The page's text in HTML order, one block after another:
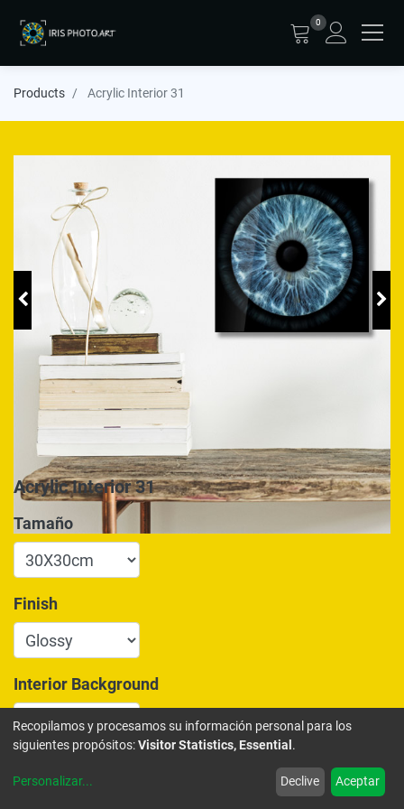
0
Products Acrylic Interior 31
Acrylic Interior 31
Tamaño
Finish
Interior Background
175,00€
Recopilamos y procesamos su información personal para los
siguientes propósitos:Visitor Statistics, Essential .
Personalizar... Declive Aceptar